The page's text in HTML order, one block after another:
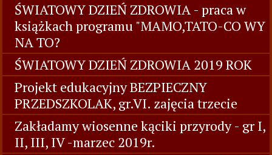
ŚWIATOWY DZIEŃ ZDROWIA - praca w
książkach programu "MAMO,TATO-CO WY
NA TO?
ŚWIATOWY DZIEŃ ZDROWIA 2019 ROK
Projekt edukacyjny BEZPIECZNY
PRZEDSZKOLAK, gr.VI. zajęcia trzecie
Zakładamy wiosenne kąciki przyrody - gr I,
II, III, IV -marzec 2019r.